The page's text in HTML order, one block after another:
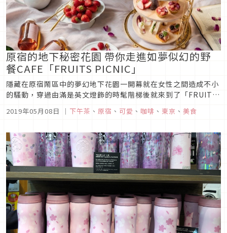
原宿的地下秘密花園 帶你走進如夢似幻的野
餐CAFE「FRUITS PICNIC」
隱藏在原宿鬧區中的夢幻地下花園一開幕就在女性之間造成不小
的騷動，穿過由滿是英文燈飾的時髦階梯後就來到了「FRUITS
PICNIC」為大家所打造的野餐仙境，打破以往非要在戶外的概
念，在這裡365日無論刮風下雨或是酷熱嚴寒都能開心舒適的野
來源新型...
2019年05月08日 ｜ 下午茶 、 原宿 、 可愛 、 咖啡 、 東京 、 美食